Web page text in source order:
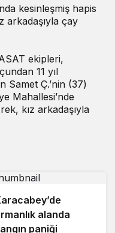
kesinleşmiş hapis
arkadaşıyla çay
ekipleri,
11 yıl
Samet Ç.’nin (37)
Mahallesi’nde
kız arkadaşıyla
alanda
paniği